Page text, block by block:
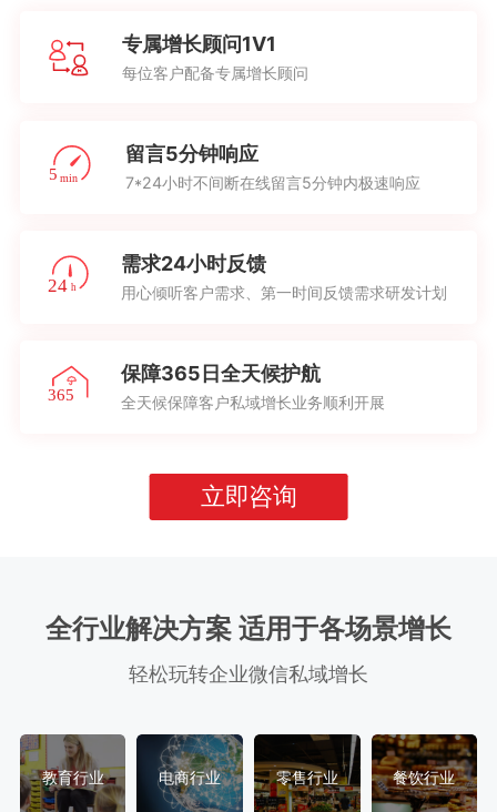
专属增长顾问1V1
每位客户配备专属增长顾问
留言5分钟响应
7*24小时不间断在线留言5分钟内极速响应
需求24小时反馈
用心倾听客户需求、第一时间反馈需求研发计划
保障365日全天候护航
全天候保障客户私域增长业务顺利开展
立即咨询
全行业解决方案 适用于各场景增长
轻松玩转企业微信私域增长
教育行业 电商行业 零售行业 餐饮行业